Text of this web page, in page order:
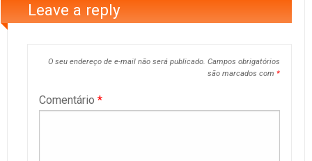
Leave a reply
O seu endereço de e-mail não será publicado. Campos obrigatórios
são marcados com *
Comentário *